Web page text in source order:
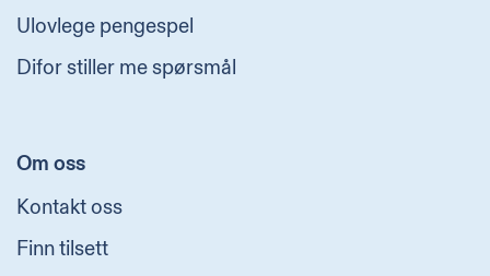
Ulovlege pengespel
Difor stiller me spørsmål
Om oss
Kontakt oss
Finn tilsett